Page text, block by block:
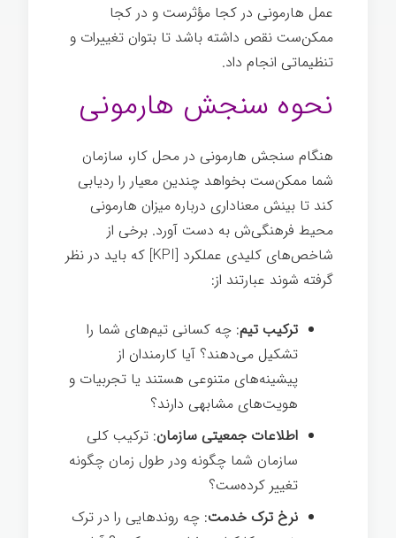
عمل هارمونی در کجا مؤثرست و در کجا
ممکن‌ست نقص داشته باشد تا بتوان تغییرات و
تنظیماتی انجام داد.
نحوه سنجش هارمونی
هنگام سنجش هارمونی در محل کار، سازمان
شما ممکن‌ست بخواهد چندین معیار را ردیابی
کند تا بینش معناداری درباره میزان هارمونی
محیط فرهنگی‌ش به دست آورد. برخی از
شاخص‌های کلیدی عملکرد [KPI] که باید در نظر
گرفته شوند عبارتند از:
ترکیب تیم: چه کسانی تیم‌های شما را
تشکیل می‌دهند؟ آیا کارمندان از
پیشینه‌های متنوعی هستند یا تجربیات و
هویت‌های مشابهی دارند؟
اطلاعات جمعیتی سازمان: ترکیب کلی
سازمان شما چگونه ودر طول زمان چگونه
تغییر کرده‌ست؟
نرخ ترک خدمت: چه روندهایی را در ترک